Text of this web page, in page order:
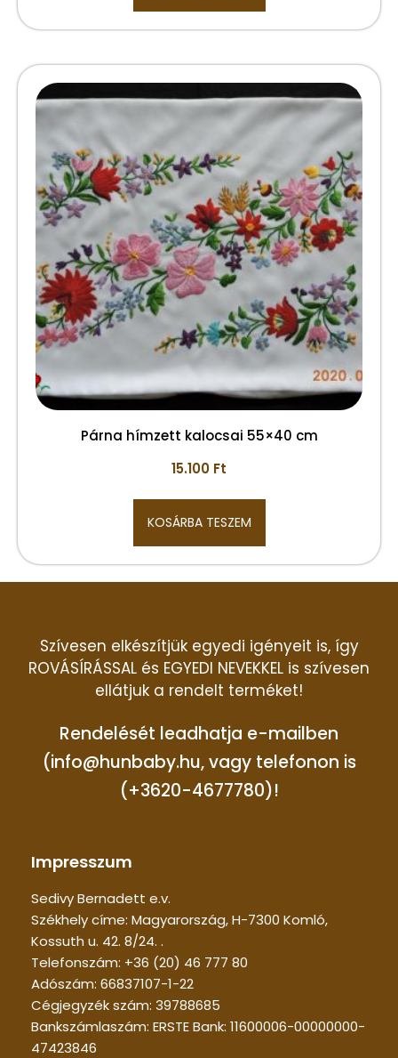
Párna hímzett kalocsai 55×40 cm
15.100 Ft
KOSÁRBA TESZEM
Szívesen elkészítjük egyedi igényeit is, így
ROVÁSÍRÁSSAL és EGYEDI NEVEKKEL is szívesen
ellátjuk a rendelt terméket!
Rendelését leadhatja e-mailben
(info@hunbaby.hu, vagy telefonon is
(+3620-4677780)!
Impresszum
Sedivy Bernadett e.v.
Székhely címe: Magyarország, H-7300 Komló,
Kossuth u. 42. 8/24. .
Telefonszám: +36 (20) 46 777 80
Adószám: 66837107-1-22
Cégjegyzék szám: 39788685
Bankszámlaszám: ERSTE Bank: 11600006-00000000-
47423846